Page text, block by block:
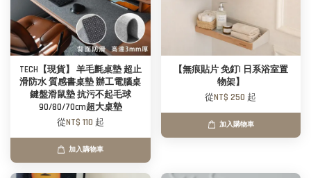
TECH【現貨】 羊毛氈桌墊 超止
滑防水 質感書桌墊 辦工電腦桌
鍵盤滑鼠墊 抗污不起毛球
90/80/70cm超大桌墊
從NT$ 110 起
加入購物車
【無痕貼片 免釘| 日系浴室置
物架】
從NT$ 250 起
加入購物車